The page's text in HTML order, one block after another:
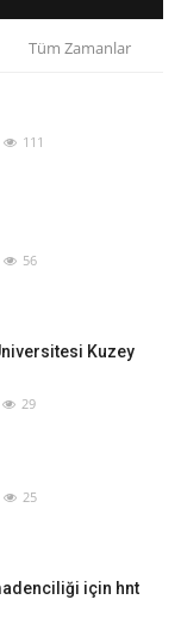
Tüm Zamanlar
111
56
Kuzey
29
25
için hnt